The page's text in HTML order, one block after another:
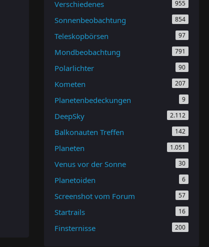
Verschiedenes 955
Sonnenbeobachtung 854
Teleskopbörsen 97
Mondbeobachtung 791
Polarlichter 90
Kometen 207
Planetenbedeckungen 9
DeepSky 2.112
Balkonauten Treffen 142
Planeten 1.051
Venus vor der Sonne 30
Planetoiden 6
Screenshot vom Forum 57
Startrails 16
Finsternisse 200